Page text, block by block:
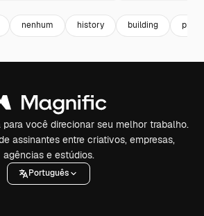
nenhum history building
você direcionar seu melhor trabalho.
assinantes entre criativos, empresas,
agências e estúdios.
Português